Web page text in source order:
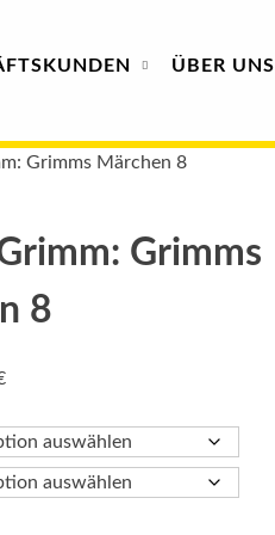
KUNDEN ÜBER UNS
Grimms Märchen 8
Grimms
8
Preisspanne:
bis
15,00 €